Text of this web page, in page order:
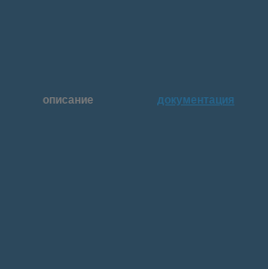
описание документация